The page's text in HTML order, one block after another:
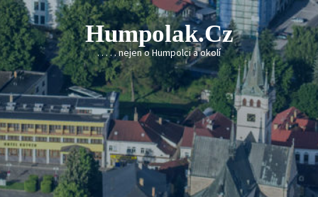
Skip
to
content
Humpolak.cz
. . . . . nejen o Humpolci a okolí